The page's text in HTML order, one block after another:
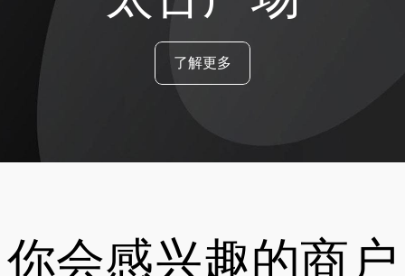
了解更多
你会感兴趣的商户